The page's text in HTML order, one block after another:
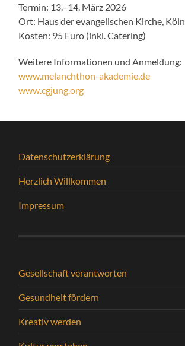
Termin: 13.–14. März 2026
Ort: Haus der evangelischen Kirche, Köln
Kosten: 95 Euro (inkl. Catering)
Weitere Informationen und Anmeldung:
www.melanchthon-akademie.de
www.cgjung.org
Datenschutzerklärung
Herzlich Willkommen
Impressum
Gesellschaft verantworten
Gesundheit fördern
Kreativ werden